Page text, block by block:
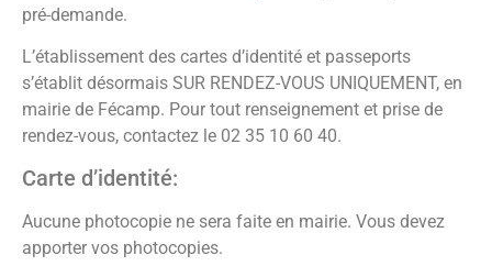
pré-demande.
L’établissement des cartes d’identité et passeports
s’établit désormais SUR RENDEZ-VOUS UNIQUEMENT, en
mairie de Fécamp. Pour tout renseignement et prise de
rendez-vous, contactez le 02 35 10 60 40.
Carte d’identité:
Aucune photocopie ne sera faite en mairie. Vous devez
apporter vos photocopies.